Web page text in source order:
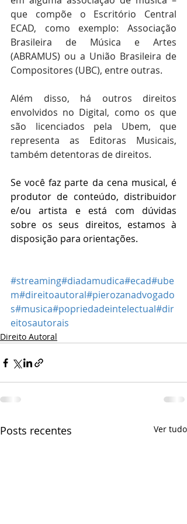
que compõe o Escritório Central
ECAD, como exemplo: Associação
Brasileira de Música e Artes
(ABRAMUS) ou a União Brasileira de
Compositores (UBC), entre outras.
Além disso, há outros direitos
envolvidos no Digital, como os que
são licenciados pela Ubem, que
representa as Editoras Musicais,
também detentoras de direitos.
Se você faz parte da cena musical, é
produtor de conteúdo, distribuidor
e/ou artista e está com dúvidas
sobre os seus direitos, estamos à
disposição para orientações.
#streaming#diadamudica#ecad#ube
m#direitoautoral#pierozanadvogado
s#musica#popriedadeintelectual#dir
eitosautorais
Direito Autoral
Posts recentes Ver tudo